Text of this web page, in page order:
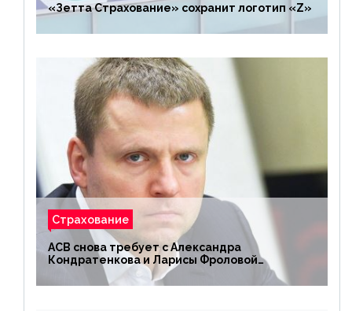
«Зетта Страхование» сохранит логотип «Z»
Страхование
АСВ снова требует с Александра
Кондратенкова и Ларисы Фроловой
возмещения убытков на 1,5 млрд р.